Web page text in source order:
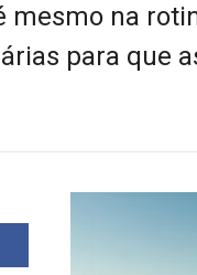
mesmo na
para que